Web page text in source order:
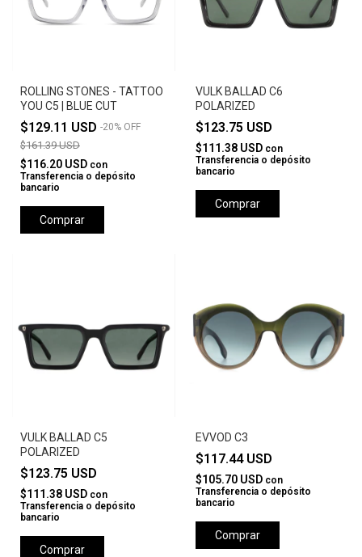
ROLLING STONES - TATTOO
YOU C5 | BLUE CUT
$129.11 USD -20% OFF
$161.39 USD
$116.20 USD con
Transferencia o depósito
bancario
Comprar
VULK BALLAD C6
POLARIZED
$123.75 USD
$111.38 USD con
Transferencia o depósito
bancario
Comprar
VULK BALLAD C5
POLARIZED
$123.75 USD
$111.38 USD con
Transferencia o depósito
bancario
Comprar
EVVOD C3
$117.44 USD
$105.70 USD con
Transferencia o depósito
bancario